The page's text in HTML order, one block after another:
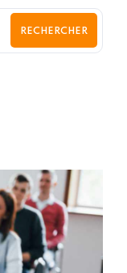
RECHERCHER